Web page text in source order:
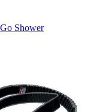
Shower